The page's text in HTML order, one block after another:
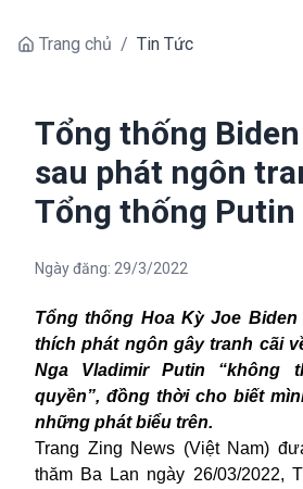
Trang chủ / Tin Tức
Tổng thống
sau phát ngôn
Tổng thống Putin
Ngày đăng: 29/3/2022
Tổng thống Hoa Kỳ Joe
thích phát ngôn gây tranh cãi
Nga Vladimir Putin “không
quyền”, đồng thời cho biết
những phát biểu trên.
Trang Zing News (Việt Nam)
thăm Ba Lan ngày 26/03/2022,